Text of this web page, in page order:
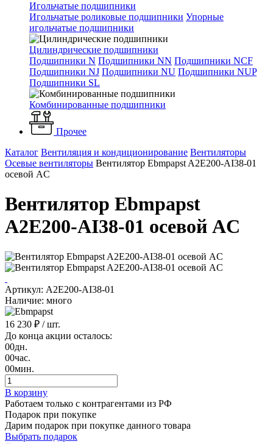
Игольчатые подшипники
Игольчатые роликовые подшипники Упорные
игольчатые подшипники
Цилиндрические подшипники
Подшипники N Подшипники NN Подшипники NCF
Подшипники NJ Подшипники NU Подшипники NUP
Подшипники SL
Комбинированные подшипники
Прочее
Каталог Вентиляция и кондиционирование Вентиляторы
Осевые вентиляторы Вентилятор Ebmpapst A2E200-AI38-01
осевой AC
Вентилятор Ebmpapst
A2E200-AI38-01 осевой AC
Артикул: A2E200-AI38-01
Наличие: много
16 230 ₽ / шт.
До конца акции осталось:
00дн.
00час.
00мин.
В корзину
Работаем только с контрагентами из РФ
Подарок при покупке
Дарим подарок при покупке данного товара
Выбрать подарок